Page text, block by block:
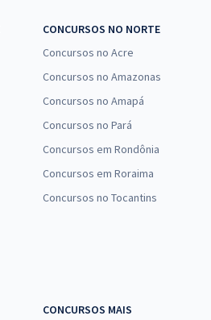
CONCURSOS NO NORTE
Concursos no Acre
Concursos no Amazonas
Concursos no Amapá
Concursos no Pará
Concursos em Rondônia
Concursos em Roraima
Concursos no Tocantins
CONCURSOS MAIS